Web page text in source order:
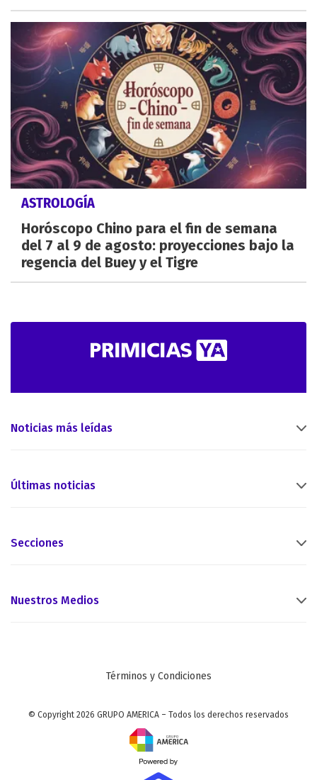
ASTROLOGÍA
Horóscopo Chino para el fin de semana
del 7 al 9 de agosto: proyecciones bajo la
regencia del Buey y el Tigre
Noticias más leídas
Últimas noticias
Secciones
Nuestros Medios
Términos y Condiciones
© Copyright 2026 GRUPO AMERICA – Todos los derechos reservados